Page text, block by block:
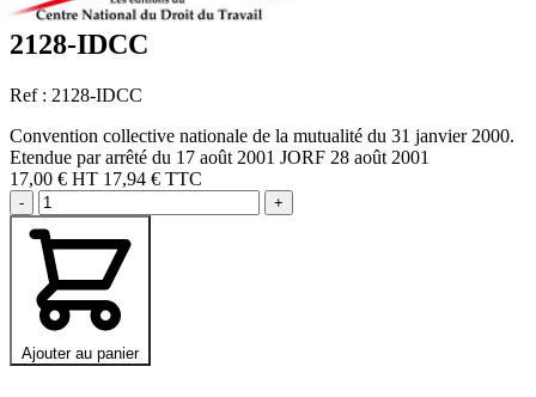
2128-IDCC
Ref : 2128-IDCC
Convention collective nationale de la mutualité du 31 janvier 2000.
Etendue par arrêté du 17 août 2001 JORF 28 août 2001
17,00 € HT 17,94 € TTC
- +
Ajouter au panier